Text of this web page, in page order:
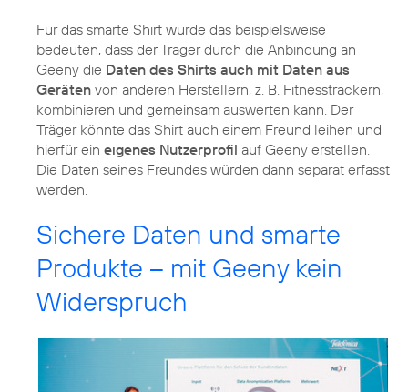
Für das smarte Shirt würde das beispielsweise
bedeuten, dass der Träger durch die Anbindung an
Geeny die Daten des Shirts auch mit Daten aus
Geräten von anderen Herstellern, z. B. Fitnesstrackern,
kombinieren und gemeinsam auswerten kann. Der
Träger könnte das Shirt auch einem Freund leihen und
hierfür ein eigenes Nutzerprofil auf Geeny erstellen.
Die Daten seines Freundes würden dann separat erfasst
werden.
Sichere Daten und smarte
Produkte – mit Geeny kein
Widerspruch